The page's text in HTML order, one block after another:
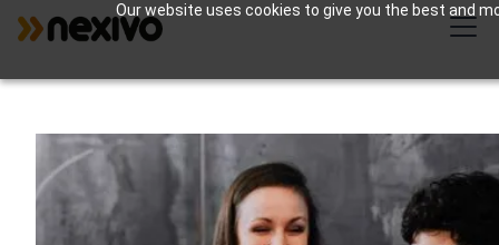
Our website uses cookies to give you the best and
Zoho for Non-Profits |
Simplify Management